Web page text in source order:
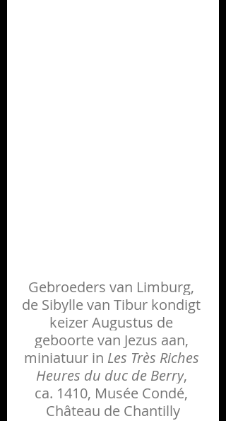
Gebroeders van Limburg,
de Sibylle van Tibur kondigt
keizer Augustus de
geboorte van Jezus aan,
miniatuur in Les Très Riches
Heures du duc de Berry,
ca. 1410, Musée Condé,
Château de Chantilly